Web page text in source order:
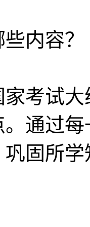
内容？
考试
通过
固所学